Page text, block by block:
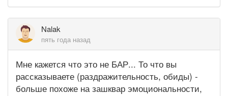
Nalak
пять года назад
Мне кажется что это не БАР... То что вы
рассказываете (раздражительность, обиды) -
больше похоже на зашквар эмоциональности,